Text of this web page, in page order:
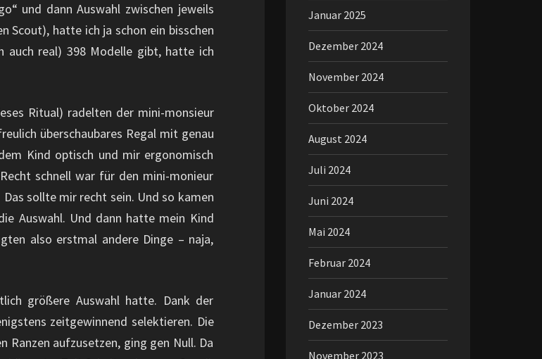
und dann Auswahl zwischen jeweils
Scout), hatte ich ja schon ein bisschen
auch real) 398 Modelle gibt, hatte ich
Ritual) radelten der mini-monsieur
überschaubares Regal mit genau
Kind optisch und mir ergonomisch
schnell war für den mini-monieur
sollte mir recht sein. Und so kamen
Auswahl. Und dann hatte mein Kind
also erstmal andere Dinge – naja,
größere Auswahl hatte. Dank der
zeitgewinnend selektieren. Die
Ranzen aufzusetzen, ging gen Null. Da
Januar 2025
Dezember 2024
November 2024
Oktober 2024
August 2024
Juli 2024
Juni 2024
Mai 2024
Februar 2024
Januar 2024
Dezember 2023
November 2023